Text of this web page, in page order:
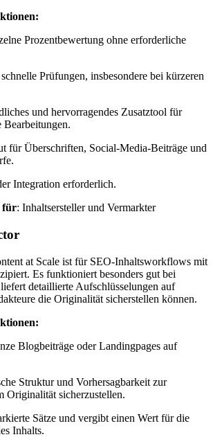
Prozentbewertung ohne erforderliche
Prüfungen, insbesondere bei kürzeren
und hervorragendes Zusatztool für
Bearbeitungen.
für Überschriften, Social-Media-Beiträge und
Integration erforderlich.
für: Inhaltsersteller und Vermarkter
at Scale ist für SEO-Inhaltsworkflows mit
Es funktioniert besonders gut bei
detaillierte Aufschlüsselungen auf
die Originalität sicherstellen können.
Blogbeiträge oder Landingpages auf
Struktur und Vorhersagbarkeit zur
Originalität sicherzustellen.
Sätze und vergibt einen Wert für die
Inhalts.